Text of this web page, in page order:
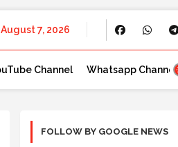
August 7, 2026
Channel Whatsapp Channel
FOLLOW BY GOOGLE NEWS